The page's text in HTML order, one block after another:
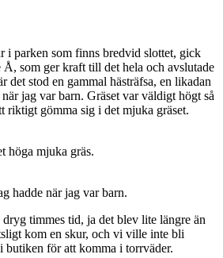
i parken som finns bredvid slottet, gick
Å, som ger kraft till det hela och avslutade
det stod en gammal hästräfsa, en likadan
jag var barn. Gräset var väldigt högt så
riktigt gömma sig i det mjuka gräset.
höga mjuka gräs.
hadde när jag var barn.
timmes tid, ja det blev lite längre än
kom en skur, och vi ville inte bli
butiken för att komma i torrväder.